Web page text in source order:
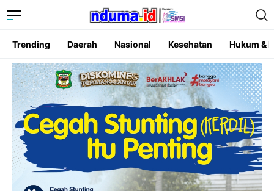
Trending Daerah Nasional Kesehatan Hukum &